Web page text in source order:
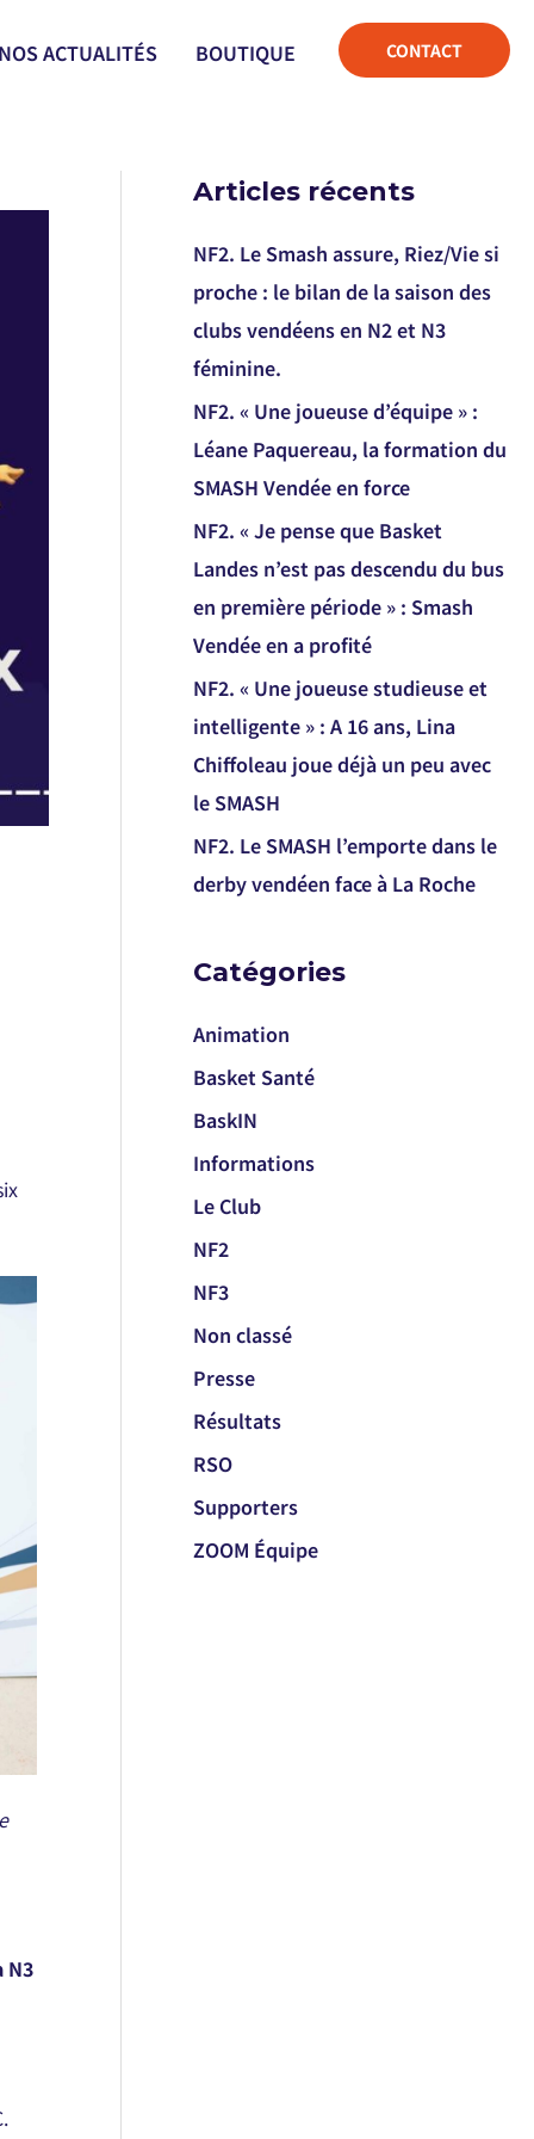
ACTUALITÉS BOUTIQUE CONTACT
N3
Articles récents
NF2. Le Smash assure, Riez/Vie si
proche : le bilan de la saison des
clubs vendéens en N2 et N3
féminine.
NF2. « Une joueuse d’équipe » :
Léane Paquereau, la formation du
SMASH Vendée en force
NF2. « Je pense que Basket
Landes n’est pas descendu du bus
en première période » : Smash
Vendée en a profité
NF2. « Une joueuse studieuse et
intelligente » : A 16 ans, Lina
Chiffoleau joue déjà un peu avec
le SMASH
NF2. Le SMASH l’emporte dans le
derby vendéen face à La Roche
Catégories
Animation
Basket Santé
BaskIN
Informations
Le Club
NF2
NF3
Non classé
Presse
Résultats
RSO
Supporters
ZOOM Équipe